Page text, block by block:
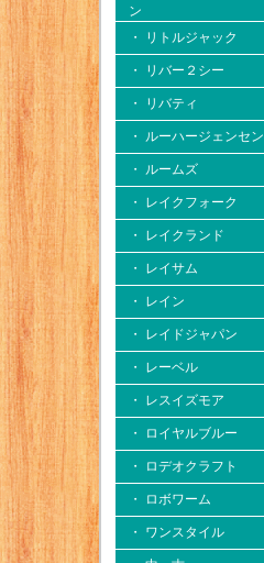
ン
・ リトルジャック
・ リバー２シー
・ リバティ
・ ルーハージェンセン
・ ルームズ
・ レイクフォーク
・ レイクランド
・ レイサム
・ レイン
・ レイドジャパン
・ レーベル
・ レスイズモア
・ ロイヤルブルー
・ ロデオクラフト
・ ロボワーム
・ ワンスタイル